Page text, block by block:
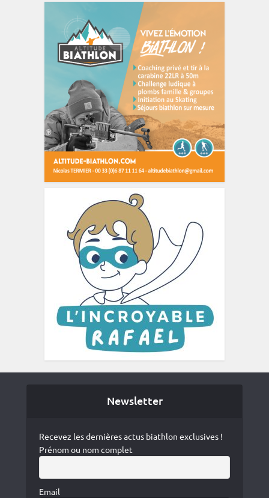
Newsletter
Recevez les dernières actus biathlon exclusives !
Prénom ou nom complet
Email